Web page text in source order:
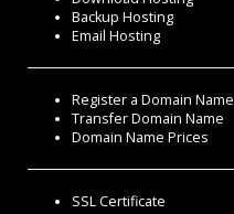
Backup Hosting
Email Hosting
Register a Domain Name
Transfer Domain Name
Domain Name Prices
SSL Certificate